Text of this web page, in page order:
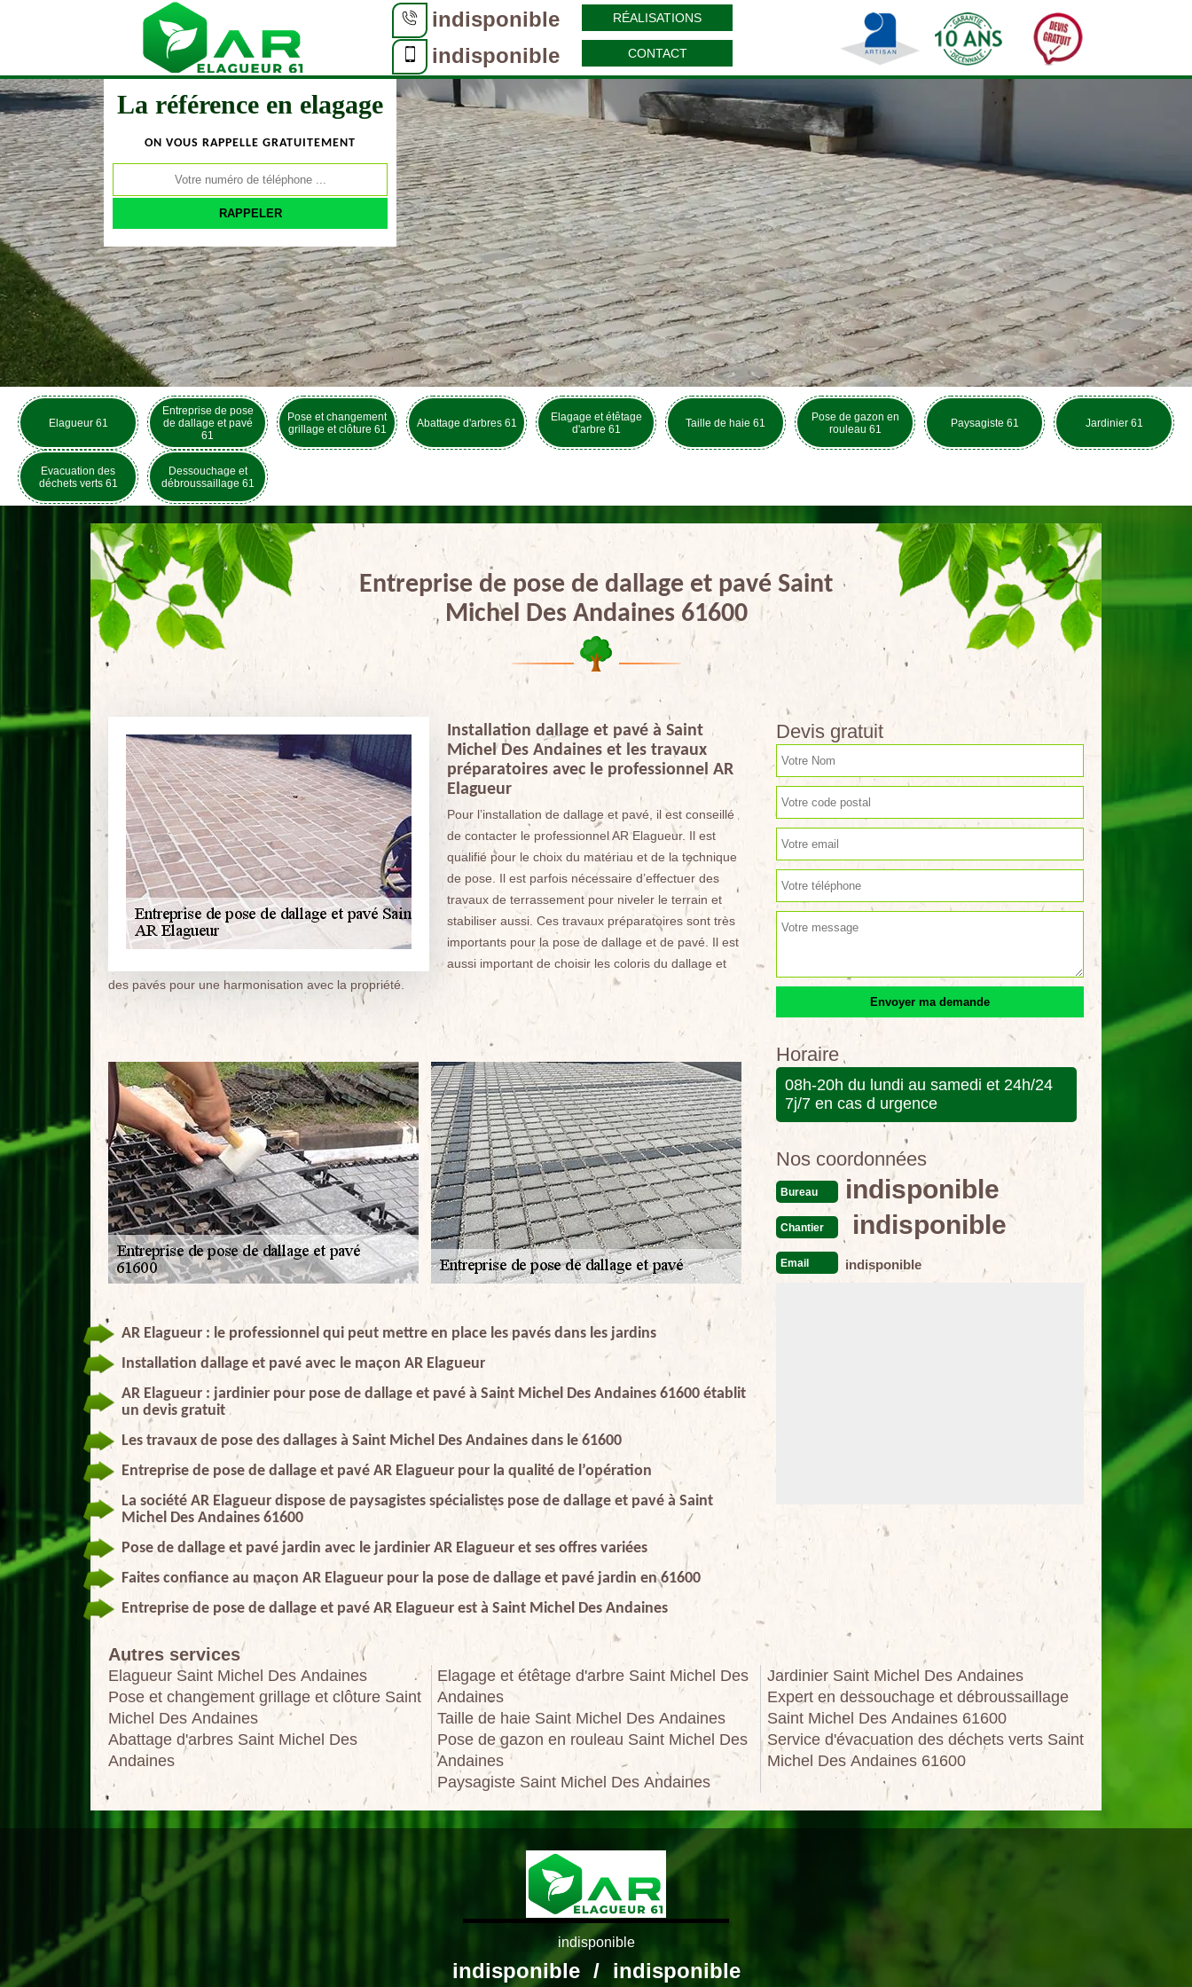
indisponible
indisponible
RÉALISATIONS
CONTACT
La référence en elagage
ON VOUS RAPPELLE GRATUITEMENT
Elagueur 61
Entreprise de pose
de dallage et pavé
61
Pose et changement
grillage et clôture 61
Abattage d'arbres 61
Elagage et étêtage
d'arbre 61
Taille de haie 61
Pose de gazon en
rouleau 61
Paysagiste 61 Jardinier 61
Evacuation des
déchets verts 61
Dessouchage et
débroussaillage 61
Entreprise de pose de dallage et pavé Saint
Michel Des Andaines 61600
Installation dallage et pavé à Saint
Michel Des Andaines et les travaux
préparatoires avec le professionnel AR
Elagueur
Pour l’installation de dallage et pavé, il est conseillé
de contacter le professionnel AR Elagueur. Il est
qualifié pour le choix du matériau et de la technique
de pose. Il est parfois nécessaire d’effectuer des
travaux de terrassement pour niveler le terrain et
stabiliser aussi. Ces travaux préparatoires sont très
importants pour la pose de dallage et de pavé. Il est
aussi important de choisir les coloris du dallage et
des pavés pour une harmonisation avec la propriété.
AR Elagueur : le professionnel qui peut mettre en place les pavés dans les jardins
Installation dallage et pavé avec le maçon AR Elagueur
AR Elagueur : jardinier pour pose de dallage et pavé à Saint Michel Des Andaines 61600 établit
un devis gratuit
Les travaux de pose des dallages à Saint Michel Des Andaines dans le 61600
Entreprise de pose de dallage et pavé AR Elagueur pour la qualité de l’opération
La société AR Elagueur dispose de paysagistes spécialistes pose de dallage et pavé à Saint
Michel Des Andaines 61600
Pose de dallage et pavé jardin avec le jardinier AR Elagueur et ses offres variées
Faites confiance au maçon AR Elagueur pour la pose de dallage et pavé jardin en 61600
Entreprise de pose de dallage et pavé AR Elagueur est à Saint Michel Des Andaines
Devis gratuit
Horaire
08h-20h du lundi au samedi et 24h/24
7j/7 en cas d urgence
Nos coordonnées
Bureau indisponible
Chantier indisponible
Email indisponible
Autres services
Elagueur Saint Michel Des Andaines
Pose et changement grillage et clôture Saint
Michel Des Andaines
Abattage d'arbres Saint Michel Des
Andaines
Elagage et étêtage d'arbre Saint Michel Des
Andaines
Taille de haie Saint Michel Des Andaines
Pose de gazon en rouleau Saint Michel Des
Andaines
Paysagiste Saint Michel Des Andaines
Jardinier Saint Michel Des Andaines
Expert en dessouchage et débroussaillage
Saint Michel Des Andaines 61600
Service d'évacuation des déchets verts Saint
Michel Des Andaines 61600
indisponible
indisponible / indisponible